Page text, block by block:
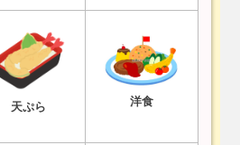
天ぷら 洋食